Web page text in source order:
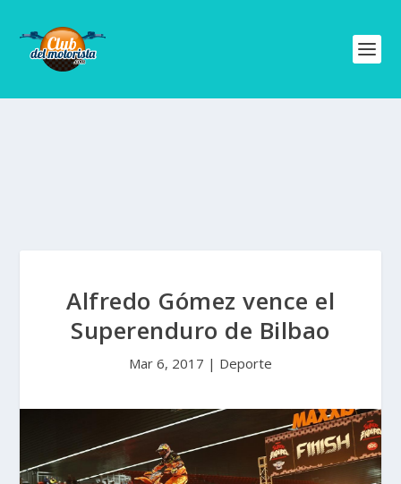
Alfredo Gómez vence el
Superenduro de Bilbao
Mar 6, 2017 | Deporte